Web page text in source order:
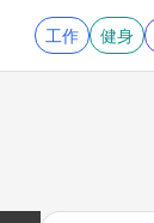
工作 健身